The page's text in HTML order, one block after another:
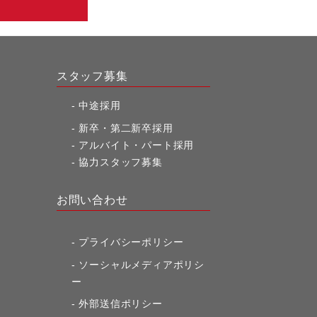
スタッフ募集
中途採用
新卒・第二新卒採用
アルバイト・パート採用
協力スタッフ募集
お問い合わせ
プライバシーポリシー
ソーシャルメディアポリシ
ー
外部送信ポリシー